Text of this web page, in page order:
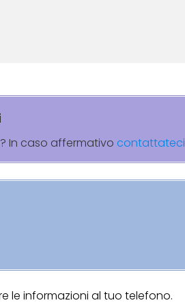
In caso affermativo contattateci
le informazioni al tuo telefono.